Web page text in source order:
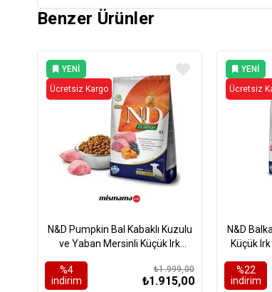
Benzer Ürünler
N&D Pumpkin Bal Kabaklı Kuzulu
ve Yaban Mersinli Küçük Irk
%4
i̇ndirim
₺1.915,00
₺1.999,00
YENI
ÜRÜN
Ücretsiz Kargo
N&D
Küçük
%22
i̇ndirim
YENI
ÜRÜN
Ücretsiz